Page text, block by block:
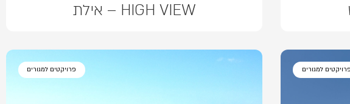
HIGH VIEW – אילת
פרויקטים למגורים פרויקטים למגורים